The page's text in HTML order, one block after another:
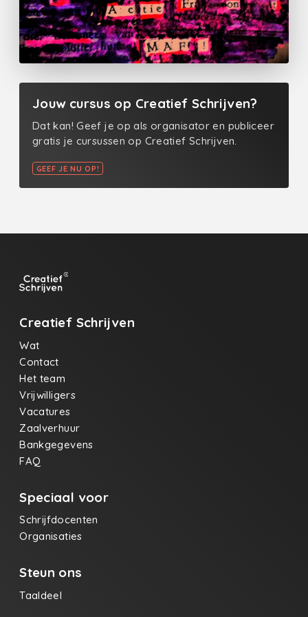
Jouw cursus op Creatief Schrijven?
Dat kan! Geef je op als organisator en publiceer
gratis je cursussen op Creatief Schrijven.
GEEF JE NU OP!
Creatief Schrijven
Wat
Contact
Het team
Vrijwilligers
Vacatures
Zaalverhuur
Bankgegevens
FAQ
Speciaal voor
Schrijfdocenten
Organisaties
Steun ons
Taaldeel